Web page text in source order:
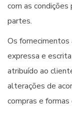
com as
partes.
Os fornecimentos
expressa e
atribuído ao
alterações de
compras e